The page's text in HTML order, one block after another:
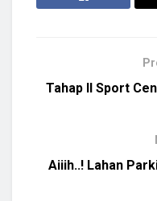
Tahap II Sport
Aiiih..! Lahan